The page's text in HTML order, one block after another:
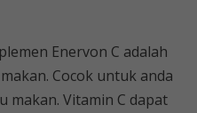
Enervon C adalah
Cocok untuk anda
makan. Vitamin C dapat